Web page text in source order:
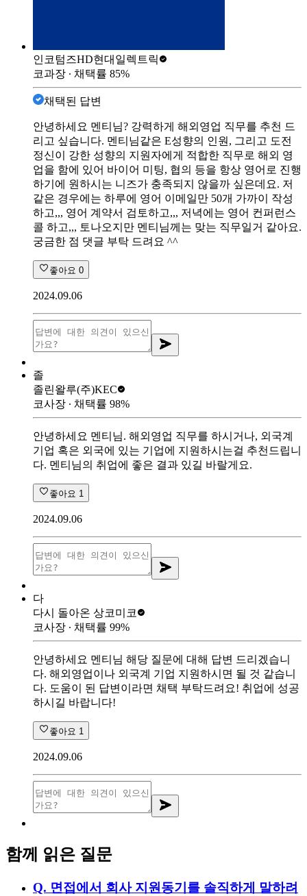
인코텀즈HD현대일렉트릭
코과장 ∙ 채택률 85%
채택된 답변
안녕하세요 멘티님? 강력하게 해외영업 직무를 추천 드
리고 싶습니다. 멘티님같은 E성향의 인원, 그리고 도전
정신이 강한 성향의 지원자에게 적합한 직무로 해외 영
업을 함에 있어 바이어 미팅, 협의 등을 항상 영어로 진행
하기에 원하시는 니즈가 충족되지 않을까 싶은데요. 저
같은 경우에는 하루에 영어 이메일만 50개 가까이 작성
하고,,, 영어 계약서 검토하고,,, 저녁에는 영어 컨퍼런스
콜 하고,,, 토나오지만 멘티님께는 맞는 직무일거 같아요.
궁금한 점 댓글 부탁 드려요 ^^
좋아요 0
2024.09.06
졸
졸린왈루(주)KEC
코사장 ∙ 채택률 98%
안녕하세요 멘티님. 해외영업 직무를 하시거나, 외국계
기업 혹은 외국에 있는 기업에 지원하시는걸 추천드립니
다. 멘티님의 취업에 좋은 결과 있길 바랄게요.
좋아요 1
2024.09.06
다
다시 돌아온 상코미코
코사장 ∙ 채택률 99%
안녕하세요 멘티님 해당 질문에 대해 답변 드리겠습니
다. 해외영업이나 외국계 기업 지원하시면 될 것 같습니
다. 도움이 된 답변이라면 채택 부탁드려요! 취업에 성공
하시길 바랍니다!
좋아요 1
2024.09.06
함께 읽은 질문
Q. 면접에서 회사 지원동기를 솔직하게 말하려